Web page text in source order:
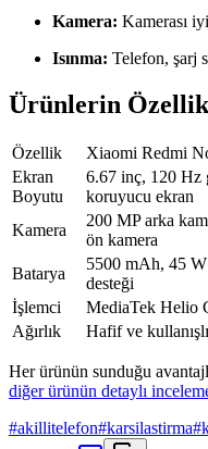
Kamera: Kamerası
Isınma: Telefon, şarj
Ürünlerin Özellik
Özellik Xiaomi Redmi
Ekran
Boyutu
6.67 inç, 120 Hz
koruyucu ekran
Kamera
200 MP arka
ön kamera
Batarya
5500 mAh, 45
desteği
İşlemci
MediaTek Helio
Ağırlık
Hafif ve kullanışlı
Her ürünün sunduğu
diğer ürünün detaylı
#akillitelefon#karsilastirma#